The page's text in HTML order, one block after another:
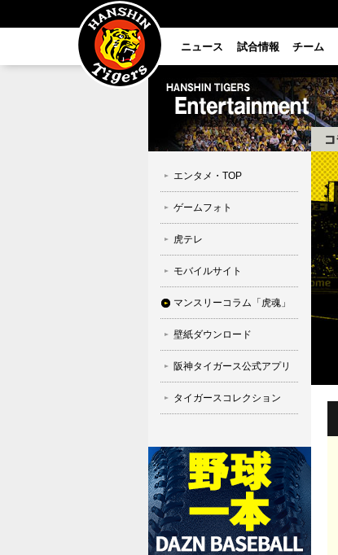
ニュース 試合情報 チーム
エンタメ・TOP
ゲームフォト
虎テレ
モバイルサイト
マンスリーコラム「虎魂」
壁紙ダウンロード
阪神タイガース公式アプリ
タイガースコレクション